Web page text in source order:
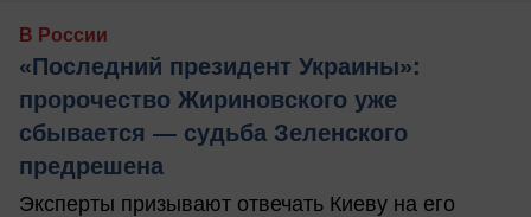
В России
«Последний президент Украины»:
пророчество Жириновского уже
сбывается — судьба Зеленского
предрешена
Эксперты призывают отвечать Киеву на его